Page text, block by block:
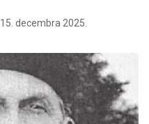
15. decembra 2025.